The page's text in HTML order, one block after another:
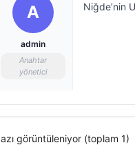
A
admin
Anahtar
yönetici
Niğde’nin
görüntüleniyor (toplam 1)